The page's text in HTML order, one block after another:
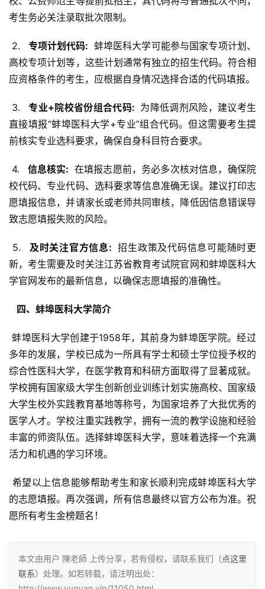
考生务必关注录取批次限制。
2.
  专项计划代码:
蚌埠医科大学可能参与国家专项计划、
高校专项计划等，这些计划通常有独立的招生代码。符合相
应资格条件的考生，应根据自身情况选择合适的代码填报。
3.
  专业+院校省份组合代码:
为降低调剂风险，建议考生
直接填报“蚌埠医科大学+专业”组合代码。但这需要考生提
前核实专业选科要求，确保自身科目符合要求。
4.
  信息核实:
在填报志愿前，务必多次核对信息，确保院
校代码、专业代码、选科要求等信息准确无误。建议打印志
愿填报信息，并请家长或老师共同审核，降低因信息错误导
致志愿填报失败的风险。
5.
  及时关注官方信息:
招生政策及代码信息可能随时更
新，考生需要及时关注江苏省教育考试院官网和蚌埠医科大
学官网发布的最新信息，以确保志愿填报的准确性。
  四、蚌埠医科大学简介
蚌埠医科大学创建于1958年，其前身为蚌埠医学院。经过
多年的发展，学校已成为一所具有学士和硕士学位授予权的
综合性医科大学，在医学教育和科研方面取得了显著成就。
学校拥有国家级大学生创新创业训练计划实施高校、国家级
大学生校外实践教育基地等称号，为国家培养了大批优秀的
医学人才。学校注重实践教学，拥有一流的教学设施和经验
丰富的师资队伍。选择蚌埠医科大学，意味着选择一个充满
活力和机遇的学习环境。
的志愿填报。再次强调，所有信息最终以官方公布为准。祝
愿所有考生金榜题名！
本文由用户 陳老師 上传分享，若有侵权，请联系我们（点这里
联系）处理。如若转载，请注明出处：